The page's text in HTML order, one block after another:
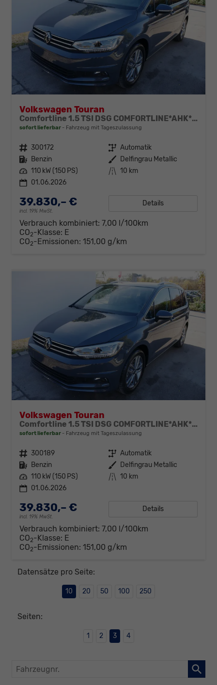
Volkswagen Touran
Comfortline 1.5 TSI DSG COMFORTLINE*AHK*NAVI*ACC*PDC*LED*SHZ*KAMERA*7-SITZER*17-ZOLL
sofort lieferbar Fahrzeug mit Tageszulassung
Fahrzeugnr. 300172 Getriebe Automatik
Kraftstoff Benzin Außenfarbe Delfingrau Metallic
Leistung 110 kW (150 PS) Kilometerstand 10 km
01.06.2026
39.830,– €
incl. 19% MwSt.
Details
Verbrauch kombiniert: 7,00 l/100km
CO2-Klasse: E
CO2-Emissionen: 151,00 g/km
Volkswagen Touran
Comfortline 1.5 TSI DSG COMFORTLINE*AHK*NAVI*ACC*PDC*LED*SHZ*KAMERA*7-SITZER*17-ZOLL
sofort lieferbar Fahrzeug mit Tageszulassung
Fahrzeugnr. 300189 Getriebe Automatik
Kraftstoff Benzin Außenfarbe Delfingrau Metallic
Leistung 110 kW (150 PS) Kilometerstand 10 km
01.06.2026
39.830,– €
incl. 19% MwSt.
Details
Verbrauch kombiniert: 7,00 l/100km
CO2-Klasse: E
CO2-Emissionen: 151,00 g/km
Datensätze pro Seite:
10 20 50 100 250
Seiten:
1 2 3 4
Fahrzeugnr.